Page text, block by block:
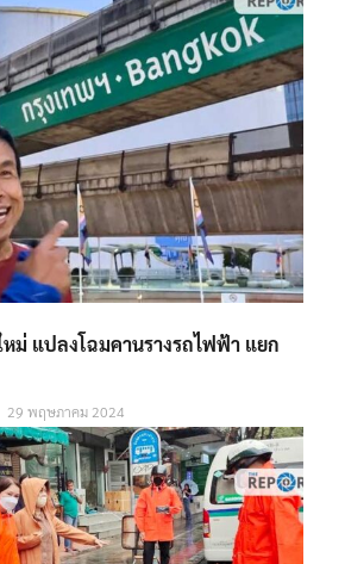
ม่ แปลงโฉมคานรางรถไฟฟ้า แยก
29 พฤษภาคม 2024